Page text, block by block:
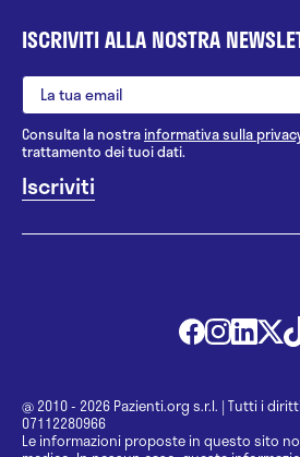
ISCRIVITI ALLA NOSTRA
Consulta la nostrainformativa sulla
trattamento dei tuoi dati.
@ 2010 - 2026 Pazienti.org s.r.l. | Tutti i
07112280966
Le informazioni proposte in questo sito